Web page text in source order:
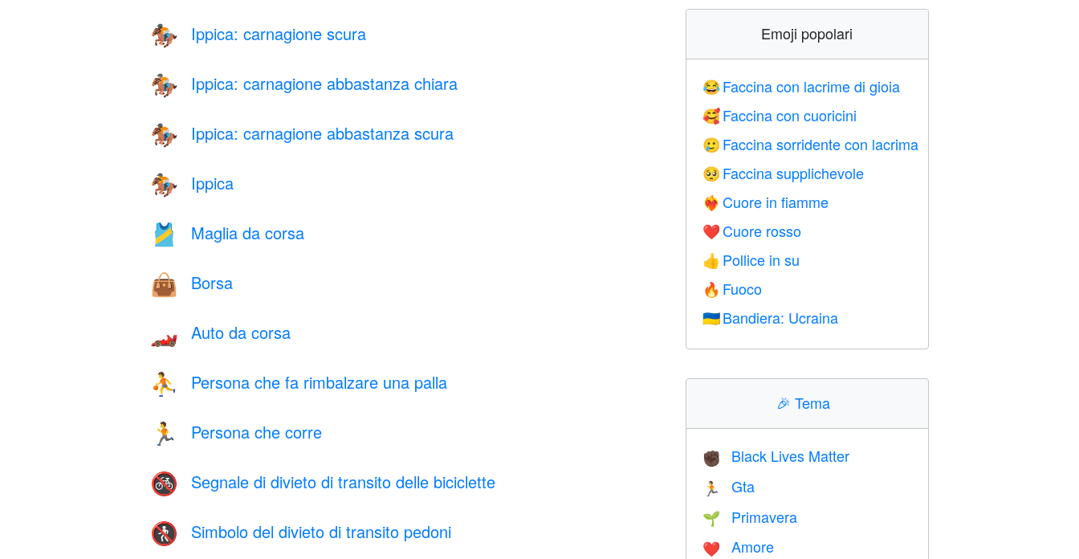
🏇🏿 Ippica: carnagione scura
🏇🏼 Ippica: carnagione abbastanza chiara
🏇🏾 Ippica: carnagione abbastanza scura
🏇 Ippica
🎽 Maglia da corsa
👜 Borsa
🏎️ Auto da corsa
⛹️ Persona che fa rimbalzare una palla
🏃 Persona che corre
🚳 Segnale di divieto di transito delle biciclette
🚷 Simbolo del divieto di transito pedoni
Emoji popolari
😂 Faccina con lacrime di gioia
🥰 Faccina con cuoricini
🥲 Faccina sorridente con lacrima
🥺 Faccina supplichevole
❤️‍🔥 Cuore in fiamme
❤️ Cuore rosso
👍 Pollice in su
🔥 Fuoco
🇺🇦 Bandiera: Ucraina
🎉Tema
✊🏿 Black Lives Matter
🏃 Gta
🌱 Primavera
❤️️ Amore